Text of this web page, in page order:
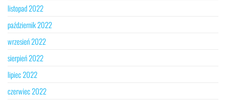
listopad 2022
październik 2022
wrzesień 2022
sierpień 2022
lipiec 2022
czerwiec 2022